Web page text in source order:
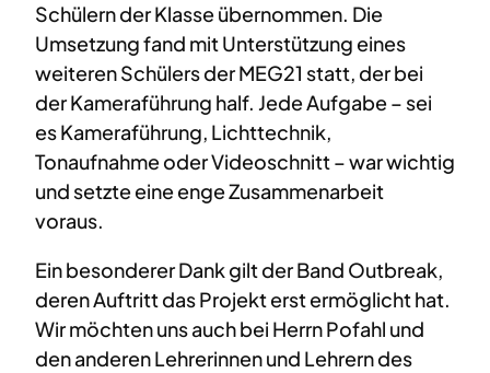
Schülern der Klasse übernommen. Die
Umsetzung fand mit Unterstützung eines
weiteren Schülers der MEG21 statt, der bei
der Kameraführung half. Jede Aufgabe – sei
es Kameraführung, Lichttechnik,
Tonaufnahme oder Videoschnitt – war wichtig
und setzte eine enge Zusammenarbeit
voraus.
Ein besonderer Dank gilt der Band Outbreak,
deren Auftritt das Projekt erst ermöglicht hat.
Wir möchten uns auch bei Herrn Pofahl und
den anderen Lehrerinnen und Lehrern des